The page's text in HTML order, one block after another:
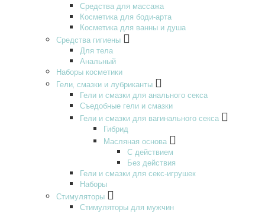
Средства для массажа
Косметика для боди-арта
Косметика для ванны и душа
Средства гигиены
Для тела
Анальный
Наборы косметики
Гели‚ смазки и лубриканты
Гели и смазки для анального секса
Съедобные гели и смазки
Гели и смазки для вагинального секса
Гибрид
Масляная основа
С действием
Без действия
Гели и смазки для секс-игрушек
Наборы
Стимуляторы
Стимуляторы для мужчин